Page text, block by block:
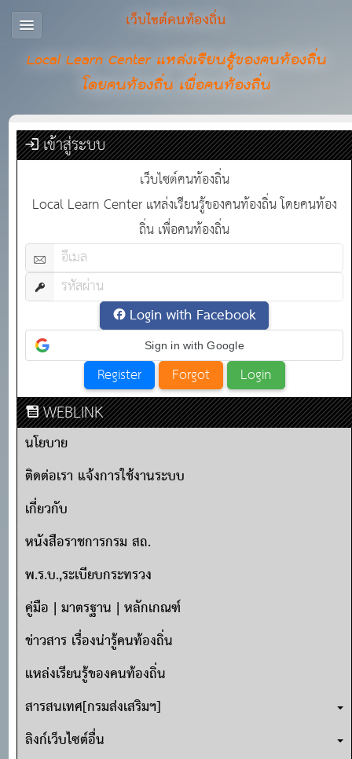
เว็บไซต์คนท้องถิ่น
Local Learn Center แหล่งเรียนรู้ของคนท้องถิ่น
โดยคนท้องถิ่น เพื่อคนท้องถิ่น
เข้าสู่ระบบ
เว็บไซต์คนท้องถิ่น
Local Learn Center แหล่งเรียนรู้ของคนท้องถิ่น โดยคนท้อง
ถิ่น เพื่อคนท้องถิ่น
Login with Facebook
Sign in with Google
WEBLINK
นโยบาย
ติดต่อเรา แจ้งการใช้งานระบบ
เกี่ยวกับ
หนังสือราชการกรม สถ.
พ.ร.บ.,ระเบียบกระทรวง
คู่มือ | มาตรฐาน | หลักเกณฑ์
ข่าวสาร เรื่องน่ารู้คนท้องถิ่น
แหล่งเรียนรู้ของคนท้องถิ่น
สารสนเทศ[กรมส่งเสริมฯ]
ลิงก์เว็บไซต์อื่น